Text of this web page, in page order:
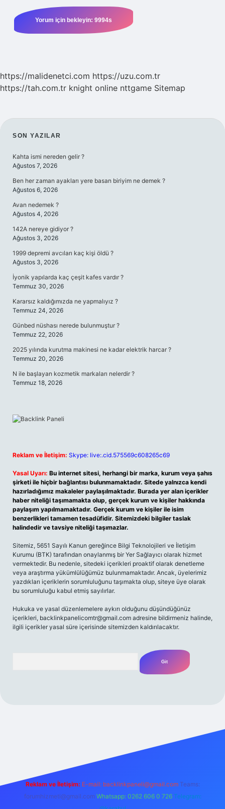
https://malidenetci.com https://uzu.com.tr
https://tah.com.tr knight online nttgame Sitemap
SIDEBAR
SON YAZILAR
Kahta ismi nereden gelir ?
Ağustos 7, 2026
Ben her zaman ayakları yere basan biriyim ne demek ?
Ağustos 6, 2026
Avan nedemek ?
Ağustos 4, 2026
142A nereye gidiyor ?
Ağustos 3, 2026
1999 depremi avcıları kaç kişi öldü ?
Ağustos 3, 2026
İyonik yapılarda kaç çeşit kafes vardır ?
Temmuz 30, 2026
Kararsız kaldığımızda ne yapmalıyız ?
Temmuz 24, 2026
Günbed nüshası nerede bulunmuştur ?
Temmuz 22, 2026
2025 yılında kurutma makinesi ne kadar elektrik harcar ?
Temmuz 20, 2026
N ile başlayan kozmetik markaları nelerdir ?
Temmuz 18, 2026
Reklam ve İletişim: Skype: live:.cid.575569c608265c69
Yasal Uyarı: Bu internet sitesi, herhangi bir marka, kurum veya şahıs
şirketi ile hiçbir bağlantısı bulunmamaktadır. Sitede yalnızca kendi
hazırladığımız makaleler paylaşılmaktadır. Burada yer alan içerikler
haber niteliği taşımamakta olup, gerçek kurum ve kişiler hakkında
paylaşım yapılmamaktadır. Gerçek kurum ve kişiler ile isim
benzerlikleri tamamen tesadüfidir. Sitemizdeki bilgiler taslak
halindedir ve tavsiye niteliği taşımazlar.
Sitemiz, 5651 Sayılı Kanun gereğince Bilgi Teknolojileri ve İletişim
Kurumu (BTK) tarafından onaylanmış bir Yer Sağlayıcı olarak hizmet
vermektedir. Bu nedenle, sitedeki içerikleri proaktif olarak denetleme
veya araştırma yükümlülüğümüz bulunmamaktadır. Ancak, üyelerimiz
yazdıkları içeriklerin sorumluluğunu taşımakta olup, siteye üye olarak
bu sorumluluğu kabul etmiş sayılırlar.
Hukuka ve yasal düzenlemelere aykırı olduğunu düşündüğünüz
içerikleri, backlinkpanelicomtr@gmail.com adresine bildirmeniz halinde,
ilgili içerikler yasal süre içerisinde sitemizden kaldırılacaktır.
Reklam ve İletişim: E-mail: backlinkpaneli@gmail.com Teams:
forumhizmeti@gmail.com Whatsapp: 0262 606 0 726 Telegram: